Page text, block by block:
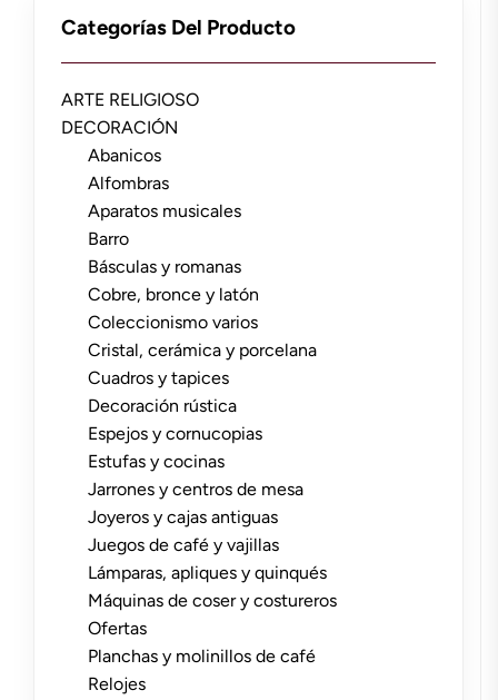
Categorías Del Producto
ARTE RELIGIOSO
DECORACIÓN
Abanicos
Alfombras
Aparatos musicales
Barro
Básculas y romanas
Cobre, bronce y latón
Coleccionismo varios
Cristal, cerámica y porcelana
Cuadros y tapices
Decoración rústica
Espejos y cornucopias
Estufas y cocinas
Jarrones y centros de mesa
Joyeros y cajas antiguas
Juegos de café y vajillas
Lámparas, apliques y quinqués
Máquinas de coser y costureros
Ofertas
Planchas y molinillos de café
Relojes